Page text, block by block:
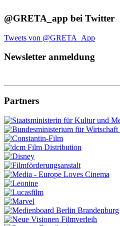
@GRETA_app bei Twitter
Tweets von @GRETA_App
Newsletter anmeldung
Partners